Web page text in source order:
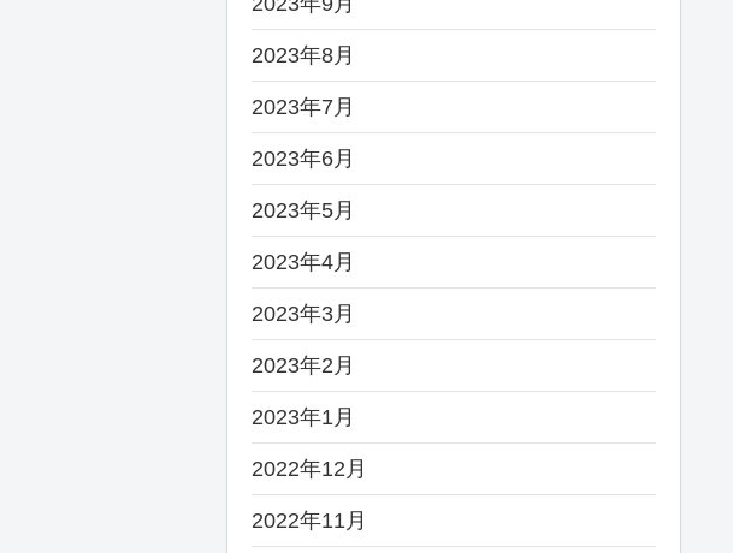
2023年8月
2023年7月
2023年6月
2023年5月
2023年4月
2023年3月
2023年2月
2023年1月
2022年12月
2022年11月